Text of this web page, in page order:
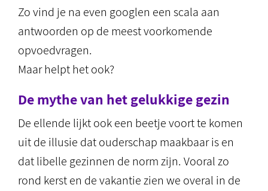
Zo vind je na even googlen een scala aan
antwoorden op de meest voorkomende
opvoedvragen.
Maar helpt het ook?
De mythe van het gelukkige gezin
De ellende lijkt ook een beetje voort te komen
uit de illusie dat ouderschap maakbaar is en
dat libelle gezinnen de norm zijn. Vooral zo
rond kerst en de vakantie zien we overal in de